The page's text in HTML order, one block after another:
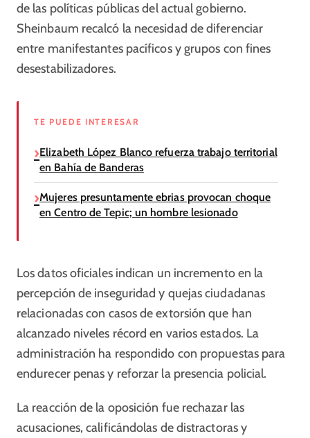
de las políticas públicas del actual gobierno.
Sheinbaum recalcó la necesidad de diferenciar
entre manifestantes pacíficos y grupos con fines
desestabilizadores.
TE PUEDE INTERESAR
Elizabeth López Blanco refuerza trabajo territorial
en Bahía de Banderas
Mujeres presuntamente ebrias provocan choque
en Centro de Tepic; un hombre lesionado
Los datos oficiales indican un incremento en la
percepción de inseguridad y quejas ciudadanas
relacionadas con casos de extorsión que han
alcanzado niveles récord en varios estados. La
administración ha respondido con propuestas para
endurecer penas y reforzar la presencia policial.
La reacción de la oposición fue rechazar las
acusaciones, calificándolas de distractoras y